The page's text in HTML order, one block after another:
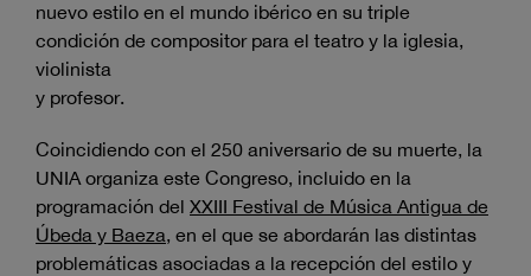
nuevo estilo en el mundo ibérico en su triple
condición de compositor para el teatro y la iglesia,
violinista
y profesor.
Coincidiendo con el 250 aniversario de su muerte, la
UNIA organiza este Congreso, incluido en la
programación del XXIII Festival de Música Antigua de
Úbeda y Baeza, en el que se abordarán las distintas
problemáticas asociadas a la recepción del estilo y